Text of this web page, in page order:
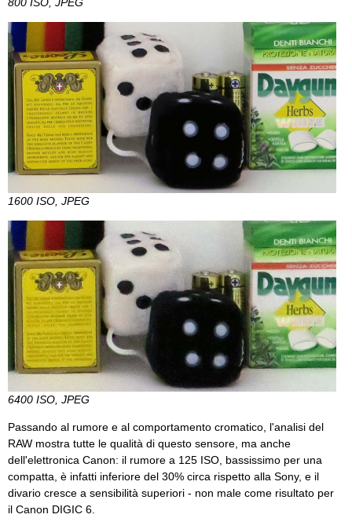
1600 ISO, JPEG
6400 ISO, JPEG
Passando al rumore e al comportamento cromatico, l'analisi del
RAW mostra tutte le qualità di questo sensore, ma anche
dell'elettronica Canon: il rumore a 125 ISO, bassissimo per una
compatta, è infatti inferiore del 30% circa rispetto alla Sony, e il
divario cresce a sensibilità superiori - non male come risultato per
il Canon DIGIC 6.